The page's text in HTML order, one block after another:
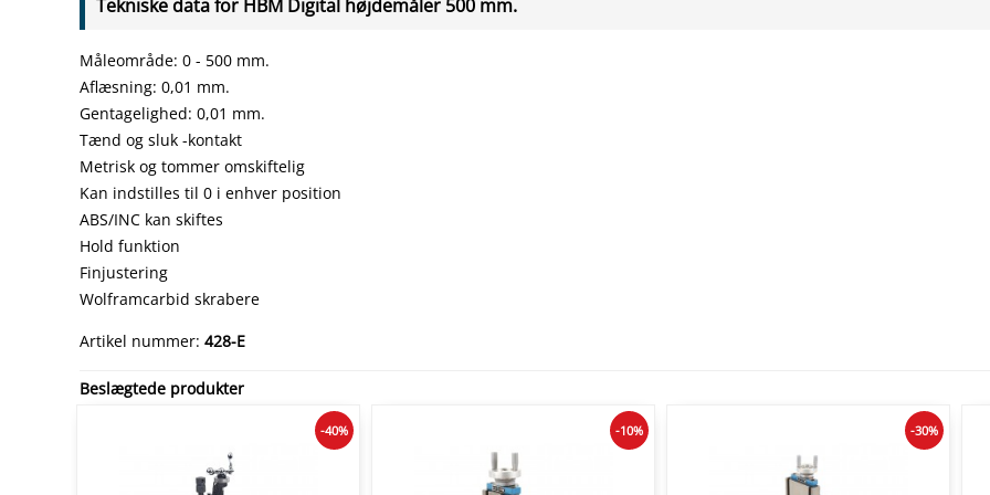
Tekniske data for HBM Digital højdemåler 500 mm.
Måleområde: 0 - 500 mm.
Aflæsning: 0,01 mm.
Gentagelighed: 0,01 mm.
Tænd og sluk -kontakt
Metrisk og tommer omskiftelig
Kan indstilles til 0 i enhver position
ABS/INC kan skiftes
Hold funktion
Finjustering
Wolframcarbid skrabere
Artikel nummer: 428-E
Beslægtede produkter
-40% -10% -30%